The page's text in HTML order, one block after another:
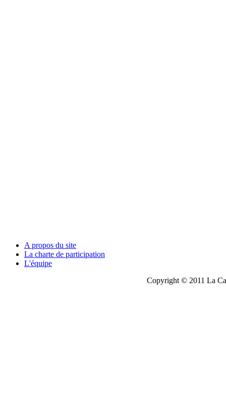
A propos du site
La charte de participation
L'équipe
Copyright © 2011 La